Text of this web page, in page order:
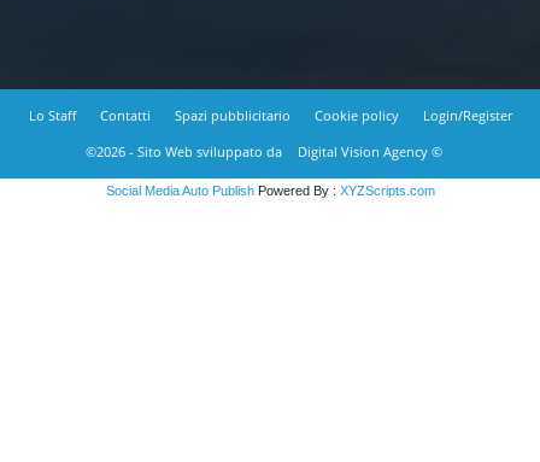
Lo Staff Contatti Spazi pubblicitario Cookie policy
Login/Register
©2026 - Sito Web sviluppato da
Digital Vision Agency ©
Social Media Auto PublishPowered By : XYZScripts.com